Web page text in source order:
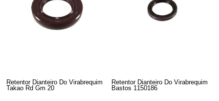
Retentor Dianteiro Do Virabrequim
Takao Rd Gm 20
Retentor Dianteiro Do Virabrequim
Bastos 1150186